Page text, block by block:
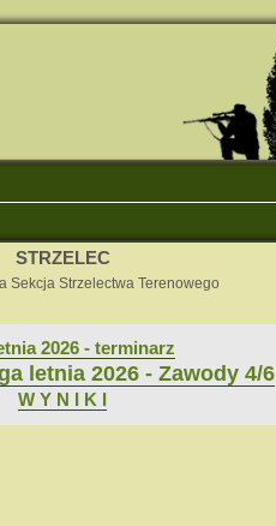
STRZELEC
Sekcja Strzelectwa Terenowego
2026 - terminarz
letnia 2026 - Zawody 4/6
W Y N I K I